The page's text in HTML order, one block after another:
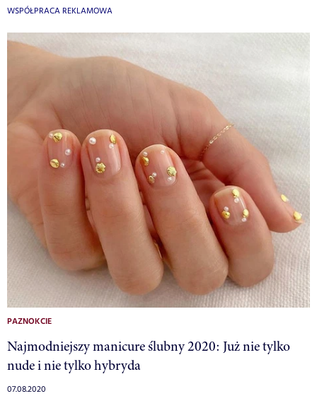
WSPÓŁPRACA REKLAMOWA
PAZNOKCIE
Najmodniejszy manicure ślubny 2020: Już nie tylko
nude i nie tylko hybryda
07.08.2020